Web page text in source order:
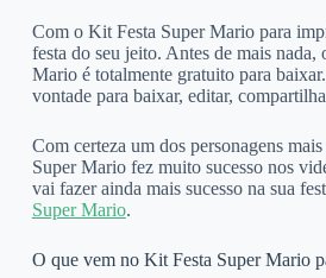
Com o Kit Festa Super Mario para
festa do seu jeito. Antes de mais nada,
Mario é totalmente gratuito para
vontade para baixar, editar,
Com certeza um dos personagens
Super Mario fez muito sucesso nos
vai fazer ainda mais sucesso na sua
Super Mario.
O que vem no Kit Festa Super Mario